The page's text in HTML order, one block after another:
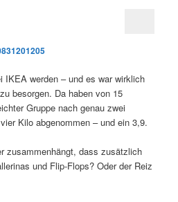
IKEA werden – und es war wirklich
besorgen. Da haben von 15
Gruppe nach genau zwei
Kilo abgenommen – und ein 3,9.
zusammenhängt, dass zusätzlich
und Flip-Flops? Oder der Reiz